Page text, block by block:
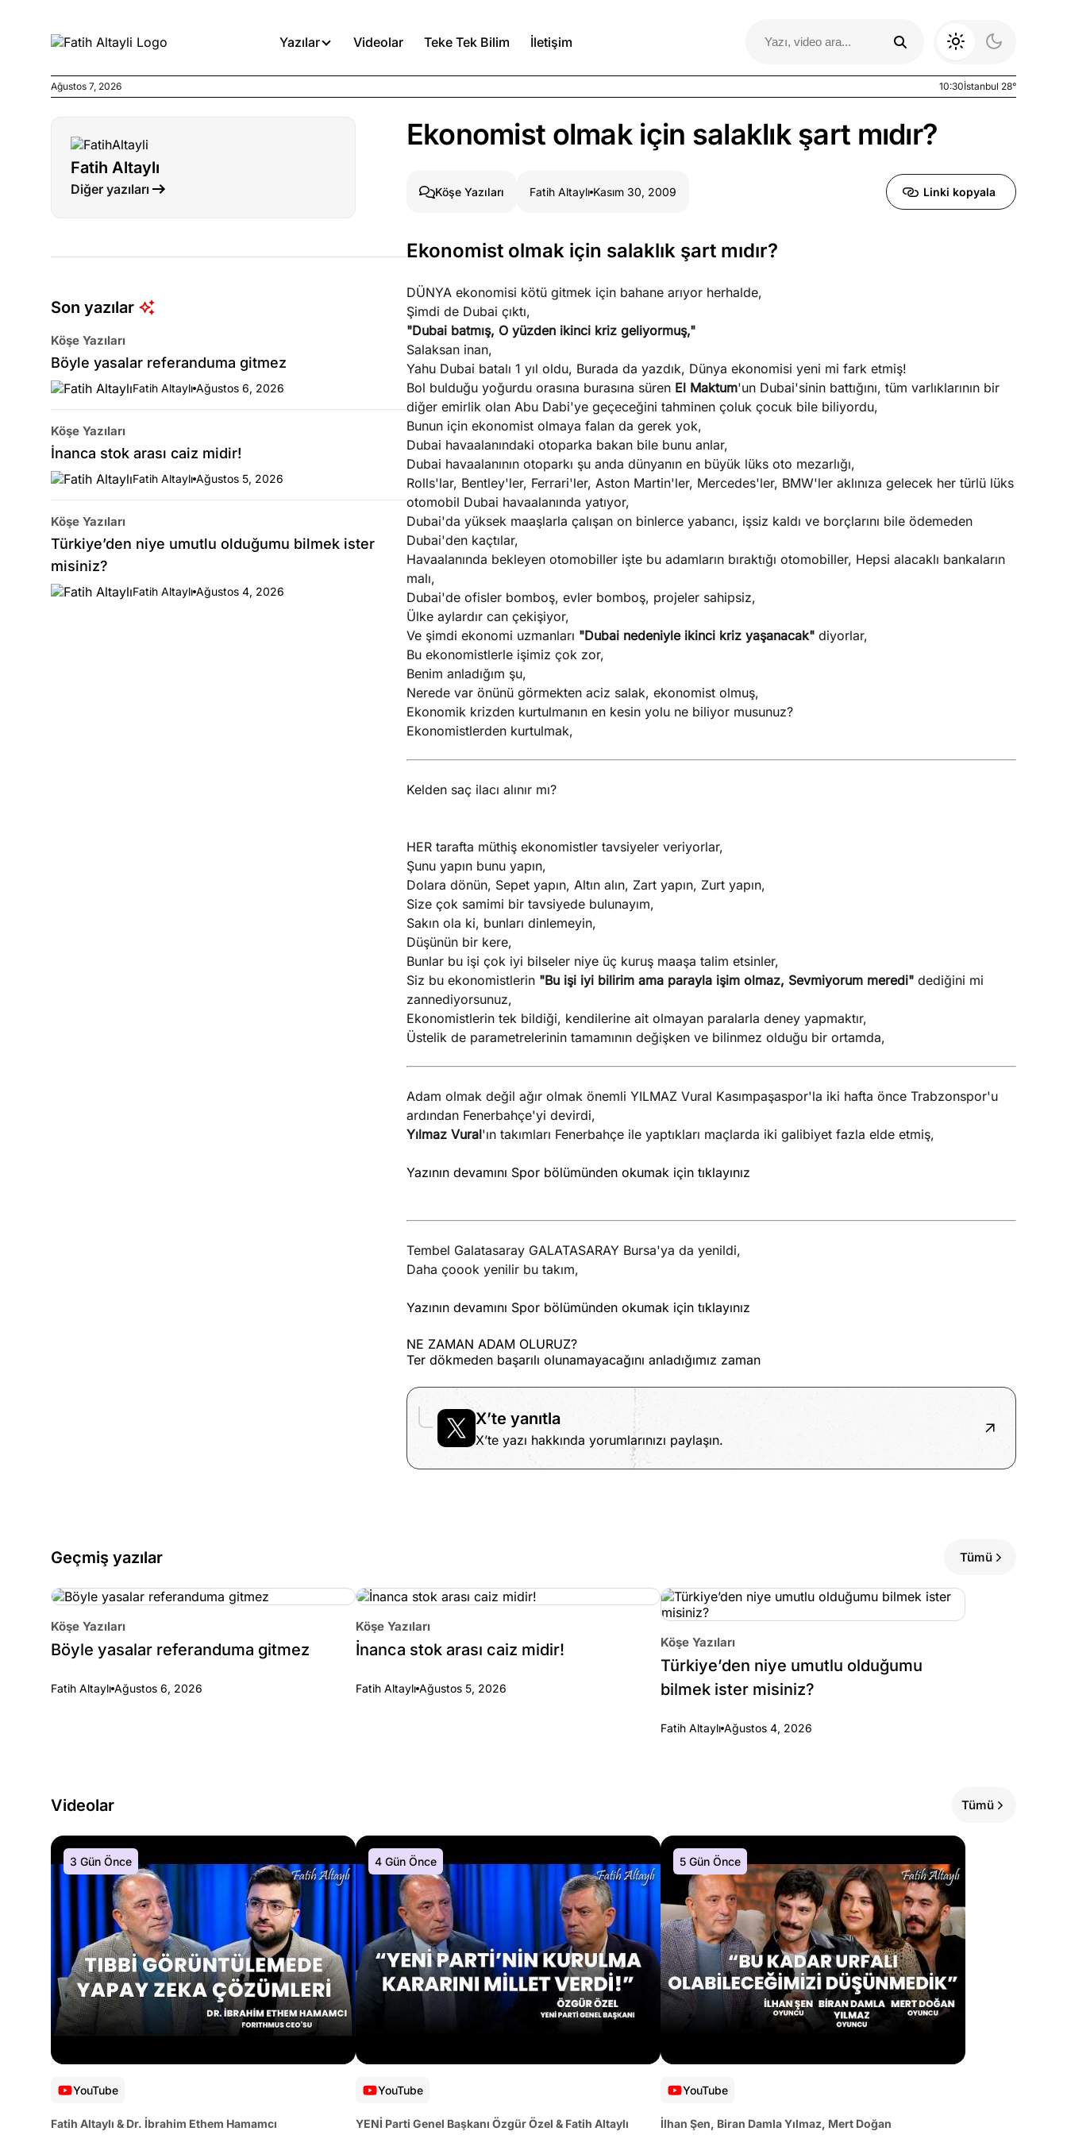
Yazılar Videolar Teke Tek Bilim İletişim
Ağustos 4, 2026
Türkiye’den niye umutlu olduğumu bilmek
Köşe Yazıları Spor Yazıları
Ağustos 7, 2026 10:30İstanbul 28°
Fatih Altaylı
Diğer yazıları
Son yazılar
Köşe Yazıları
Böyle yasalar referanduma gitmez
Fatih Altaylı Ağustos 6, 2026
Köşe Yazıları
İnanca stok arası caiz midir!
Fatih Altaylı Ağustos 5, 2026
Köşe Yazıları
Türkiye’den niye umutlu olduğumu bilmek ister
misiniz?
Fatih Altaylı Ağustos 4, 2026
Ekonomist olmak için salaklık şart mıdır?
Köşe Yazıları Fatih Altaylı Kasım 30, 2009 Linki kopyala
Ekonomist olmak için salaklık şart mıdır?
DÜNYA ekonomisi kötü gitmek için bahane arıyor herhalde,
Şimdi de Dubai çıktı,
"Dubai batmış, O yüzden ikinci kriz geliyormuş,"
Salaksan inan,
Yahu Dubai batalı 1 yıl oldu, Burada da yazdık, Dünya ekonomisi yeni mi fark etmiş!
Bol bulduğu yoğurdu orasına burasına süren El Maktum'un Dubai'sinin battığını, tüm varlıklarının bir
diğer emirlik olan Abu Dabi'ye geçeceğini tahminen çoluk çocuk bile biliyordu,
Bunun için ekonomist olmaya falan da gerek yok,
Dubai havaalanındaki otoparka bakan bile bunu anlar,
Dubai havaalanının otoparkı şu anda dünyanın en büyük lüks oto mezarlığı,
Rolls'lar, Bentley'ler, Ferrari'ler, Aston Martin'ler, Mercedes'ler, BMW'ler aklınıza gelecek her türlü lüks
otomobil Dubai havaalanında yatıyor,
Dubai'da yüksek maaşlarla çalışan on binlerce yabancı, işsiz kaldı ve borçlarını bile ödemeden
Dubai'den kaçtılar,
Havaalanında bekleyen otomobiller işte bu adamların bıraktığı otomobiller, Hepsi alacaklı bankaların
malı,
Dubai'de ofisler bomboş, evler bomboş, projeler sahipsiz,
Ülke aylardır can çekişiyor,
Ve şimdi ekonomi uzmanları "Dubai nedeniyle ikinci kriz yaşanacak" diyorlar,
Bu ekonomistlerle işimiz çok zor,
Benim anladığım şu,
Nerede var önünü görmekten aciz salak, ekonomist olmuş,
Ekonomik krizden kurtulmanın en kesin yolu ne biliyor musunuz?
Ekonomistlerden kurtulmak,
Kelden saç ilacı alınır mı?
HER tarafta müthiş ekonomistler tavsiyeler veriyorlar,
Şunu yapın bunu yapın,
Dolara dönün, Sepet yapın, Altın alın, Zart yapın, Zurt yapın,
Size çok samimi bir tavsiyede bulunayım,
Sakın ola ki, bunları dinlemeyin,
Düşünün bir kere,
Bunlar bu işi çok iyi bilseler niye üç kuruş maaşa talim etsinler,
Siz bu ekonomistlerin "Bu işi iyi bilirim ama parayla işim olmaz, Sevmiyorum meredi" dediğini mi
zannediyorsunuz,
Ekonomistlerin tek bildiği, kendilerine ait olmayan paralarla deney yapmaktır,
Üstelik de parametrelerinin tamamının değişken ve bilinmez olduğu bir ortamda,
Adam olmak değil ağır olmak önemli YILMAZ Vural Kasımpaşaspor'la iki hafta önce Trabzonspor'u
ardından Fenerbahçe'yi devirdi,
Yılmaz Vural'ın takımları Fenerbahçe ile yaptıkları maçlarda iki galibiyet fazla elde etmiş,
Yazının devamını Spor bölümünden okumak için tıklayınız
Tembel Galatasaray GALATASARAY Bursa'ya da yenildi,
Daha çoook yenilir bu takım,
Yazının devamını Spor bölümünden okumak için tıklayınız
NE ZAMAN ADAM OLURUZ?
Ter dökmeden başarılı olunamayacağını anladığımız zaman
X’te yanıtla
X’te yazı hakkında yorumlarınızı paylaşın.
Geçmiş yazılar Tümü
Köşe Yazıları
Böyle yasalar referanduma gitmez
Fatih Altaylı Ağustos 6, 2026
Köşe Yazıları
İnanca stok arası caiz midir!
Fatih Altaylı Ağustos 5, 2026
Köşe Yazıları
Türkiye’den niye umutlu olduğumu
bilmek ister misiniz?
Fatih Altaylı Ağustos 4, 2026
Videolar Tümü
3 Gün Önce
YouTube
Fatih Altaylı & Dr. İbrahim Ethem Hamamcı
4 Gün Önce
YouTube
YENİ Parti Genel Başkanı Özgür Özel & Fatih Altaylı
5 Gün Önce
YouTube
İlhan Şen, Biran Damla Yılmaz, Mert Doğan